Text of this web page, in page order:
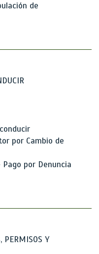
de
por Cambio de
por Denuncia
PERMISOS Y